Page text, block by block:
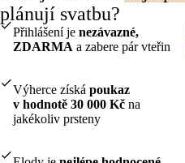
plánují svatbu?
Přihlášení je nezávazné,
ZDARMA a zabere pár vteřin
Výherce získá poukaz
v hodnotě 30 000 Kč na
jakékoliv prsteny